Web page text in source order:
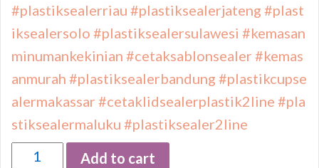
#plastiksealerriau #plastiksealerjateng #plast
iksealersolo #plastiksealersulawesi #kemasan
minumankekinian #cetaksablonsealer #kemas
anmurah #plastiksealerbandung #plastikcupse
alermakassar #cetaklidsealerplastik2line #pla
stiksealermaluku #plastiksealer2line
Quantity
Add to cart